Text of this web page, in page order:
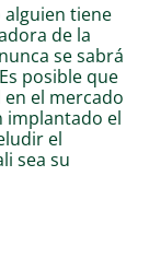
alguien tiene
de la
se sabrá
posible que
el mercado
implantado el
el
sea su